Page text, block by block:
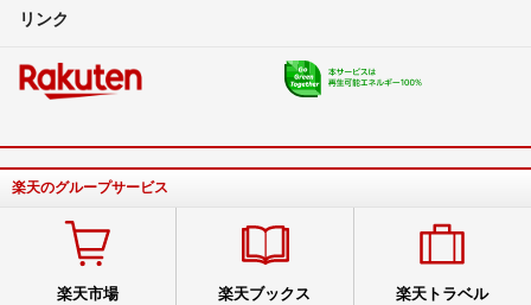
リンク
楽天のグループサービス
楽天市場 楽天ブックス 楽天トラベル